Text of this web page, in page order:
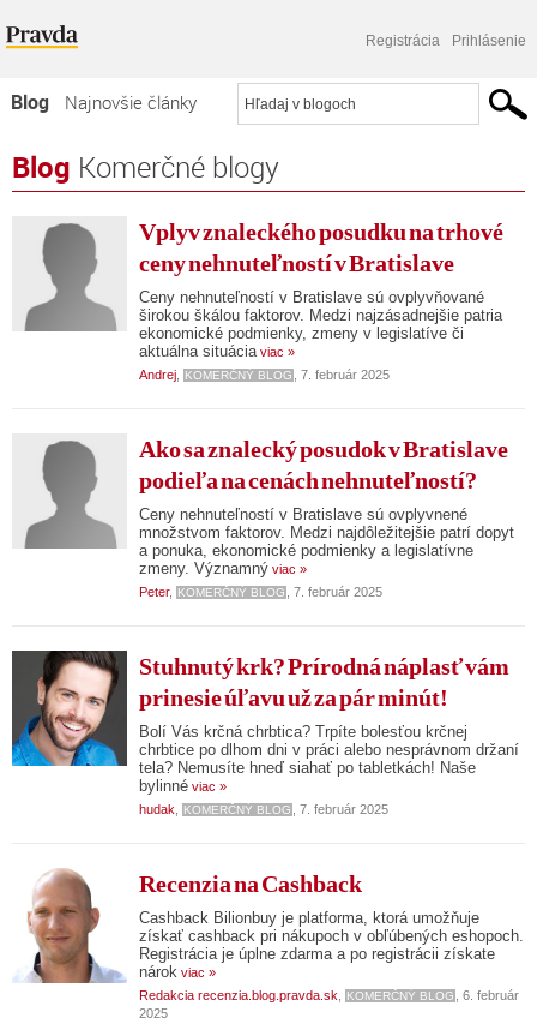
Registrácia Prihlásenie
Blog
Najnovšie články
Najčítanejšie články
Najkomentovanejšie články
Zoznam blogov
Komerčné blogy
Blog Komerčné blogy
Vplyv znaleckého posudku na trhové
ceny nehnuteľností v Bratislave
Ceny nehnuteľností v Bratislave sú ovplyvňované
širokou škálou faktorov. Medzi najzásadnejšie patria
ekonomické podmienky, zmeny v legislatíve či
aktuálna situácia viac »
Andrej
KOMERČNÝ BLOG , 7. február 2025
Ako sa znalecký posudok v Bratislave
podieľa na cenách nehnuteľností?
Ceny nehnuteľností v Bratislave sú ovplyvnené
množstvom faktorov. Medzi najdôležitejšie patrí dopyt
a ponuka, ekonomické podmienky a legislatívne
zmeny. Významný viac »
Peter, KOMERČNÝ BLOG , 7. február 2025
Stuhnutý krk? Prírodná náplasť vám
prinesie úľavu už za pár minút!
Bolí Vás krčná chrbtica? Trpíte bolesťou krčnej
chrbtice po dlhom dni v práci alebo nesprávnom držaní
tela? Nemusíte hneď siahať po tabletkách! Naše
bylinné viac »
hudak
KOMERČNÝ BLOG , 7. február 2025
Recenzia na Cashback
Cashback Bilionbuy je platforma, ktorá umožňuje
získať cashback pri nákupoch v obľúbených eshopoch.
Registrácia je úplne zdarma a po registrácii získate
nárok viac »
Redakcia recenzia.blog.pravda.sk
KOMERČNÝ BLOG
, 6. február
2025